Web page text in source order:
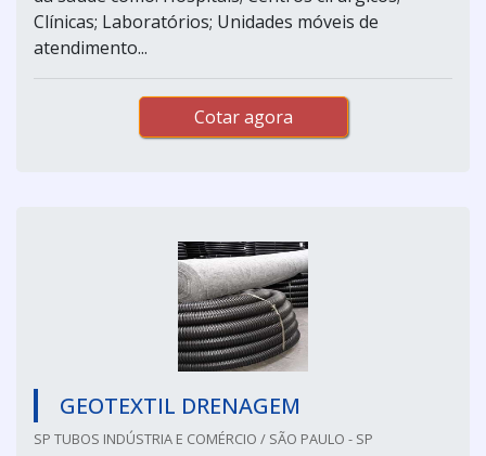
Clínicas; Laboratórios; Unidades móveis de
atendimento...
Cotar agora
GEOTEXTIL DRENAGEM
SP TUBOS INDÚSTRIA E COMÉRCIO / SÃO PAULO - SP